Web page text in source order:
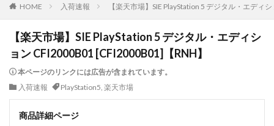
HOME 入荷速報 【楽天市場】SIE PlayStation 5 デジタル・エディ
【楽天市場】SIE PlayStation 5 デジタル・エディシ
ョン CFI2000B01 [CFI2000B01]【RNH】
本ページのリンクには広告が含まれています。
入荷速報
PlayStation5, 楽天市場
商品詳細ページ